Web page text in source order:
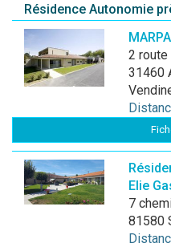
Résidence Autonomie
2
31460
Elie
7
81580